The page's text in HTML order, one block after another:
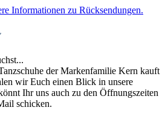
Informationen zu Rücksendungen.
der Markenfamilie Kern kauft
wir Euch einen Blick in unsere
Ihr uns auch zu den Öffnungszeiten
schicken.